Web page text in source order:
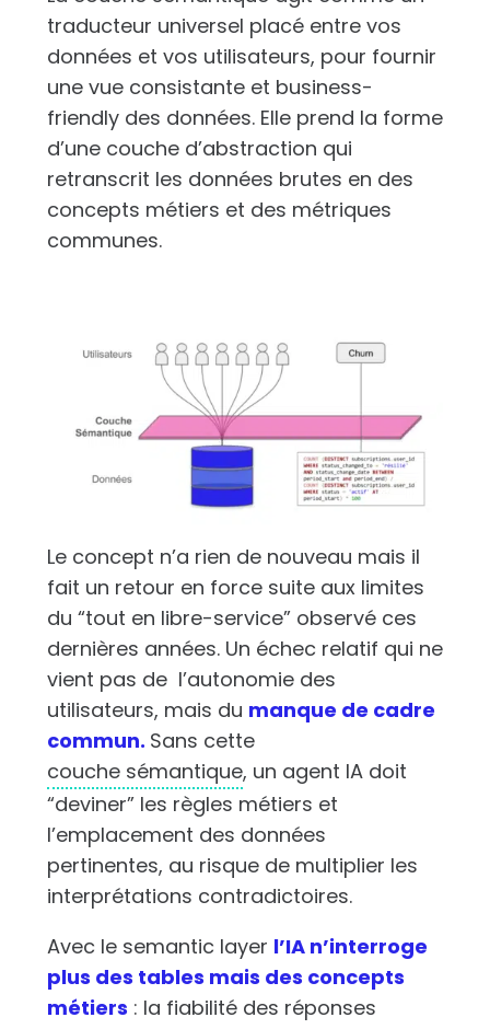
traducteur universel placé entre vos
données et vos utilisateurs, pour fournir
une vue consistante et business-
friendly des données. Elle prend la forme
d’une couche d’abstraction qui
retranscrit les données brutes en des
concepts métiers et des métriques
communes.
Le concept n’a rien de nouveau mais il
fait un retour en force suite aux limites
du “tout en libre-service” observé ces
dernières années. Un échec relatif qui ne
vient pas de l’autonomie des
utilisateurs, mais du manque de cadre
commun. Sans cette
couche sémantique, un agent IA doit
“deviner” les règles métiers et
l’emplacement des données
pertinentes, au risque de multiplier les
interprétations contradictoires.
Avec le semantic layer l’IA n’interroge
plus des tables mais des concepts
métiers : la fiabilité des réponses